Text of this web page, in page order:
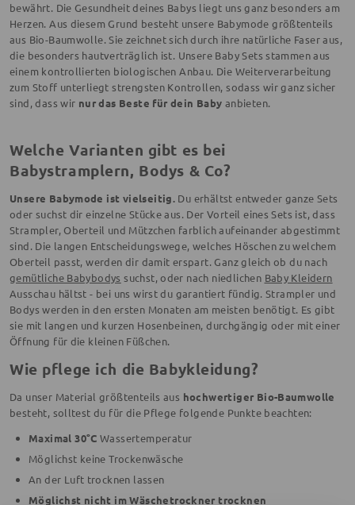
bewährt. Die Gesundheit deines Babys liegt uns ganz besonders am
Herzen. Aus diesem Grund besteht unsere Babymode größtenteils
aus Bio-Baumwolle. Sie zeichnet sich durch ihre natürliche Faser aus,
die besonders hautverträglich ist. Unsere Baby Sets stammen aus
einem kontrollierten biologischen Anbau. Die Weiterverarbeitung
zum Stoff unterliegt strengsten Kontrollen, sodass wir ganz sicher
sind, dass wir nur das Beste für dein Baby anbieten.
Welche Varianten gibt es bei
Babystramplern, Bodys & Co?
Unsere Babymode ist vielseitig. Du erhältst entweder ganze Sets
oder suchst dir einzelne Stücke aus. Der Vorteil eines Sets ist, dass
Strampler, Oberteil und Mützchen farblich aufeinander abgestimmt
sind. Die langen Entscheidungswege, welches Höschen zu welchem
Oberteil passt, werden dir damit erspart. Ganz gleich ob du nach
gemütliche Babybodys suchst, oder nach niedlichen Baby Kleidern
Ausschau hältst - bei uns wirst du garantiert fündig. Strampler und
Bodys werden in den ersten Monaten am meisten benötigt. Es gibt
sie mit langen und kurzen Hosenbeinen, durchgängig oder mit einer
Öffnung für die kleinen Füßchen.
Wie pflege ich die Babykleidung?
Da unser Material größtenteils aus hochwertiger Bio-Baumwolle
besteht, solltest du für die Pflege folgende Punkte beachten:
Maximal 30°C Wassertemperatur
Möglichst keine Trockenwäsche
An der Luft trocknen lassen
Möglichst nicht im Wäschetrockner trocknen